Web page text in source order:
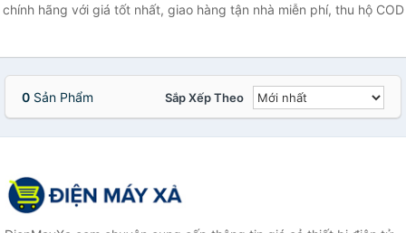
chính hãng với giá tốt nhất, giao hàng tận nhà miễn phí, thu hộ COD
0 Sản Phẩm Sắp Xếp Theo